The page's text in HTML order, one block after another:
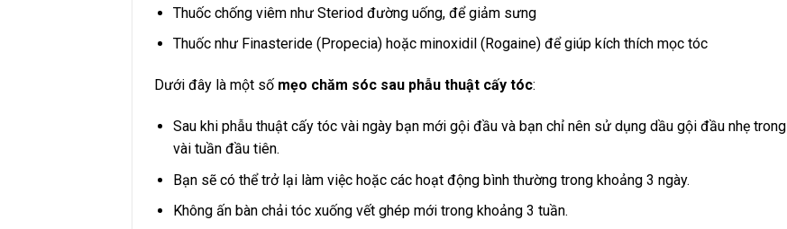
Thuốc chống viêm như Steriod đường uống, để giảm sưng
Thuốc như Finasteride (Propecia) hoặc minoxidil (Rogaine) để giúp kích thích mọc tóc
Dưới đây là một số mẹo chăm sóc sau phẫu thuật cấy tóc:
Sau khi phẫu thuật cấy tóc vài ngày bạn mới gội đầu và bạn chỉ nên sử dụng dầu gội đầu nhẹ trong
vài tuần đầu tiên.
Bạn sẽ có thể trở lại làm việc hoặc các hoạt động bình thường trong khoảng 3 ngày.
Không ấn bàn chải tóc xuống vết ghép mới trong khoảng 3 tuần.